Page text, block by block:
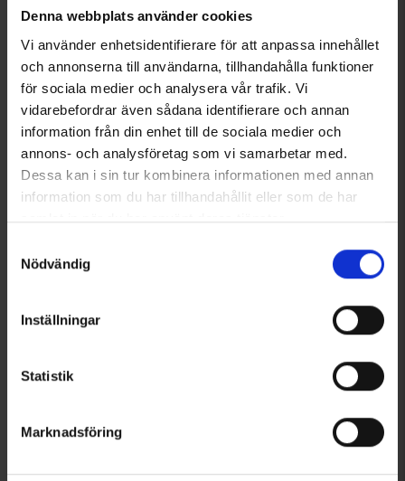
Denna webbplats använder cookies
Vi använder enhetsidentifierare för att anpassa innehållet
och annonserna till användarna, tillhandahålla funktioner
för sociala medier och analysera vår trafik. Vi
vidarebefordrar även sådana identifierare och annan
information från din enhet till de sociala medier och
annons- och analysföretag som vi samarbetar med.
Dessa kan i sin tur kombinera informationen med annan
information som du har tillhandahållit eller som de har
samlat in när du har använt deras tjänster.
Nödvändig
Inställningar
Statistik
Marknadsföring
Sittunderlag
Från25 kr
Hunter Delta 4G
2 795 kr
Andra köpte även